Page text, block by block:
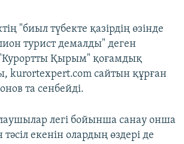
"биыл түбекте қазірдің өзінде
турист демалды" деген
Қырым" қоғамдық
kurortexpert.com сайтын құрған
та сенбейді.
легі бойынша санау онша
тәсіл екенін олардың өздері де